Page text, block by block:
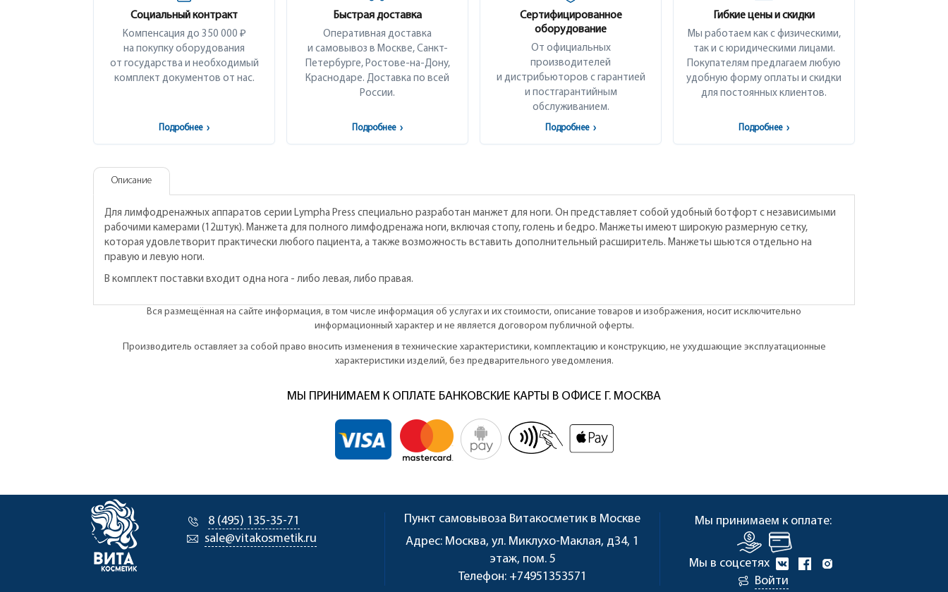
Социальный контракт
Компенсация до 350 000 ₽
на покупку оборудования
от государства и необходимый
комплект документов от нас.
Подробнее ›
Быстрая доставка
Оперативная доставка
и самовывоз в Москве, Санкт-
Петербурге, Ростове-на-Дону,
Краснодаре. Доставка по всей
России.
Подробнее ›
Сертифицированное
оборудование
От официальных
производителей
и дистрибьюторов с гарантией
и постгарантийным
обслуживанием.
Подробнее ›
Гибкие цены и скидки
Мы работаем как с физическими,
так и с юридическими лицами.
Покупателям предлагаем любую
удобную форму оплаты и скидки
для постоянных клиентов.
Подробнее ›
Описание
Для лимфодренажных аппаратов серии Lympha Press специально разработан манжет для ноги. Он представляет собой удобный ботфорт с независимыми
рабочими камерами (12штук). Манжета для полного лимфодренажа ноги, включая стопу, голень и бедро. Манжеты имеют широкую размерную сетку,
которая удовлетворит практически любого пациента, а также возможность вставить дополнительный расширитель. Манжеты шьются отдельно на
правую и левую ноги.
В комплект поставки входит одна нога - либо левая, либо правая.
Вся размещённая на сайте информация, в том числе информация об услугах и их стоимости, описание товаров и изображения, носит исключительно
информационный характер и не является договором публичной оферты.
Производитель оставляет за собой право вносить изменения в технические характеристики, комплектацию и конструкцию, не ухудшающие эксплуатационные
характеристики изделий, без предварительного уведомления.
МЫ ПРИНИМАЕМ К ОПЛАТЕ БАНКОВСКИЕ КАРТЫ В ОФИСЕ Г. МОСКВА
8 (495) 135-35-71
sale@vitakosmetik.ru
Пункт самовывоза Витакосметик в Москве
Адрес: Москва, ул. Миклухо-Маклая, д34, 1
этаж, пом. 5
Телефон: +74951353571
Мы принимаем к оплате:
Мы в соцсетях
Войти